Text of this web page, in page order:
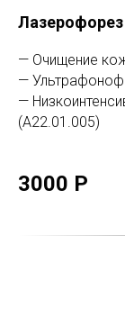
— Очищение
—
—
(А22.01.005)
3000 Р